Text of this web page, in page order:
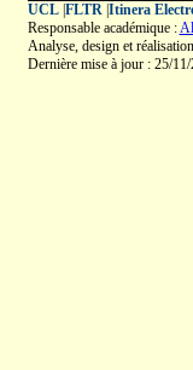
UCL| FLTR| Itinera
Responsable académique :
Analyse, design et
Dernière mise à jour : 25/